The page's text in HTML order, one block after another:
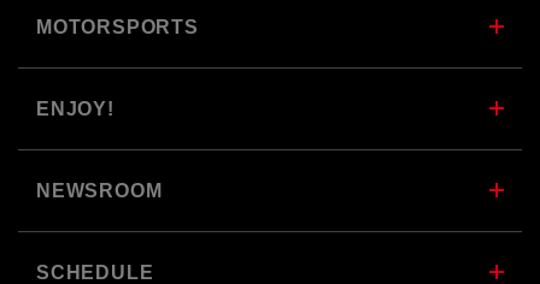
MOTORSPORTS
ENJOY!
NEWSROOM
SCHEDULE